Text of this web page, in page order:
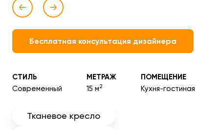
Бесплатная консультация дизайнера
СТИЛЬ
Современный
МЕТРАЖ
15 м2
ПОМЕЩЕНИЕ
Кухня-гостиная
Тканевое кресло